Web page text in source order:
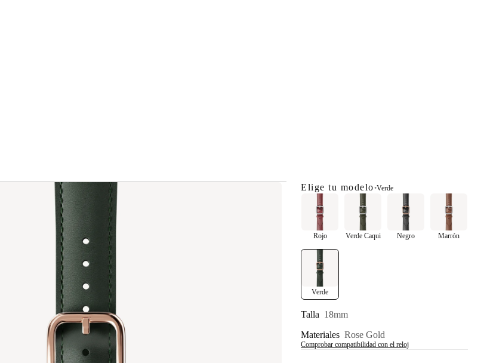
Elige tu modelo•Verde
Rojo Verde Caqui Negro Marrón
Verde
Talla 18mm
Materiales Rose Gold
Comprobar compatibilidad con el reloj